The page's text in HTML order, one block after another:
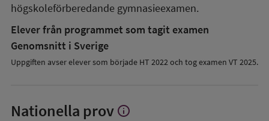
högskoleförberedande gymnasieexamen.
Elever från programmet som tagit examen
Genomsnitt i Sverige
Uppgiften avser elever som började HT 2022 och tog examen VT 2025.
Nationella prov Visa
info